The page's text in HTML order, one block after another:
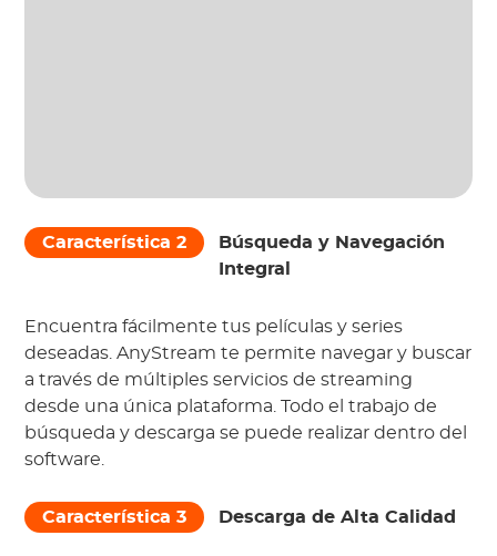
Característica 2
Búsqueda y Navegación
Integral
Encuentra fácilmente tus películas y series
deseadas. AnyStream te permite navegar y buscar
a través de múltiples servicios de streaming
desde una única plataforma. Todo el trabajo de
búsqueda y descarga se puede realizar dentro del
software.
Característica 3 Descarga de Alta Calidad